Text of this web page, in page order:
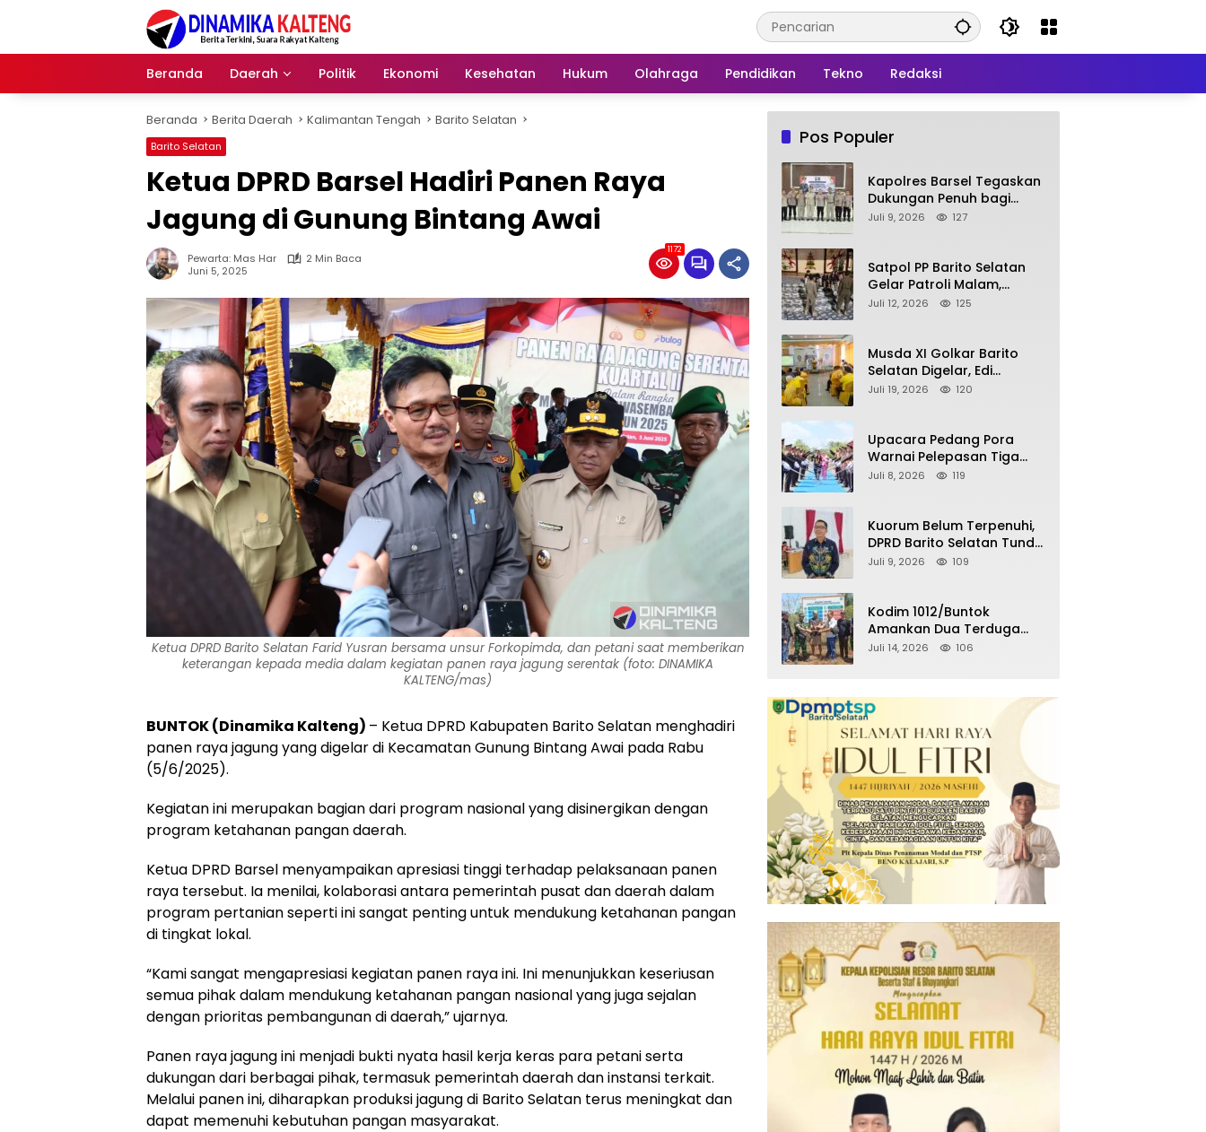
Beranda
Daerah Politik Ekonomi Kesehatan Hukum Olahraga Pendidikan Tekno Redaksi
Beranda Berita Daerah Kalimantan Tengah Barito Selatan
Barito Selatan
Ketua DPRD Barsel Hadiri Panen Raya
Jagung di Gunung Bintang Awai
Pewarta: Mas Har
2 Min Baca
Juni 5, 2025
1172
Ketua DPRD Barito Selatan Farid Yusran bersama unsur Forkopimda, dan petani saat memberikan
keterangan kepada media dalam kegiatan panen raya jagung serentak (foto: DINAMIKA
KALTENG/mas)
BUNTOK (Dinamika Kalteng) – Ketua DPRD Kabupaten Barito Selatan menghadiri
panen raya jagung yang digelar di Kecamatan Gunung Bintang Awai pada Rabu
(5/6/2025).
Kegiatan ini merupakan bagian dari program nasional yang disinergikan dengan
program ketahanan pangan daerah.
Ketua DPRD Barsel menyampaikan apresiasi tinggi terhadap pelaksanaan panen
raya tersebut. Ia menilai, kolaborasi antara pemerintah pusat dan daerah dalam
program pertanian seperti ini sangat penting untuk mendukung ketahanan pangan
di tingkat lokal.
“Kami sangat mengapresiasi kegiatan panen raya ini. Ini menunjukkan keseriusan
semua pihak dalam mendukung ketahanan pangan nasional yang juga sejalan
dengan prioritas pembangunan di daerah,” ujarnya.
Panen raya jagung ini menjadi bukti nyata hasil kerja keras para petani serta
dukungan dari berbagai pihak, termasuk pemerintah daerah dan instansi terkait.
Melalui panen ini, diharapkan produksi jagung di Barito Selatan terus meningkat dan
dapat memenuhi kebutuhan pangan masyarakat.
Pos Populer
Kapolres Barsel Tegaskan
Dukungan Penuh bagi
Pengembangan KBPPP
Juli 9, 2026 127
Satpol PP Barito Selatan
Gelar Patroli Malam,
Tindak Lanjuti Keluhan
Juli 12, 2026 125
Musda XI Golkar Barito
Selatan Digelar, Edi
Pratowo Targetkan
Juli 19, 2026 120
Upacara Pedang Pora
Warnai Pelepasan Tiga
Perwira Polres Barito
Juli 8, 2026 119
Kuorum Belum Terpenuhi,
DPRD Barito Selatan Tunda
Paripurna Persetujuan
APBD 2025
Juli 9, 2026 109
Kodim 1012/Buntok
Amankan Dua Terduga
Pencuri Aset Perusahaan
Disita
Juli 14, 2026 106